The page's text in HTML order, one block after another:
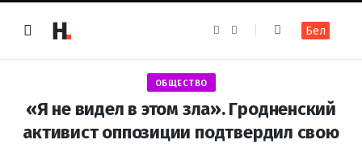
e
t
a
m
Бел
ОБЩЕСТВО
«Я не видел в этом зла». Гродненский
активист оппозиции подтвердил свою